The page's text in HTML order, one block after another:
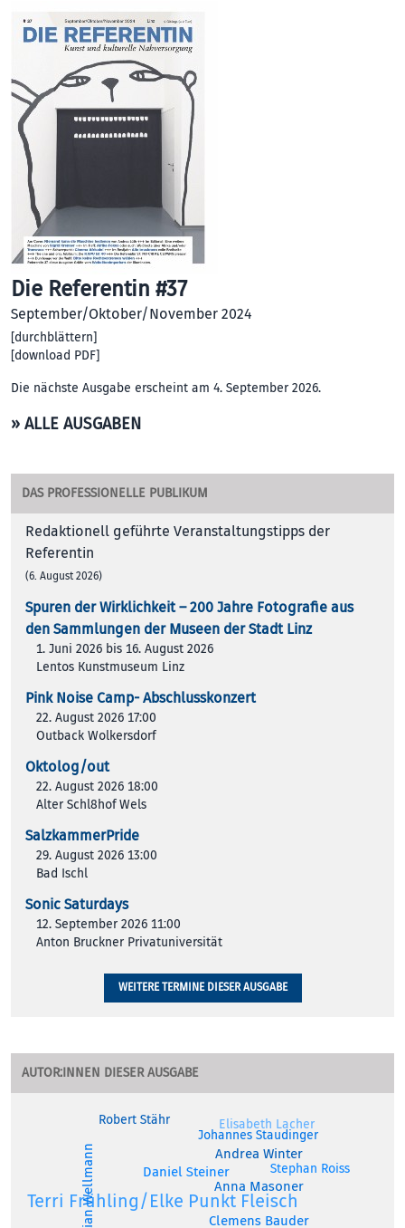
Die Referentin #37
September/Oktober/November 2024
[durchblättern]
[download PDF]
Die nächste Ausgabe erscheint am 4. September 2026.
» ALLE AUSGABEN
DAS PROFESSIONELLE PUBLIKUM
Redaktionell geführte Veranstaltungstipps der
Referentin
(6. August 2026)
Spuren der Wirklichkeit – 200 Jah­re Foto­gra­fie aus
den Samm­lun­gen der Muse­en der Stadt Linz
1. Juni 2026 bis 16. August 2026
Lentos Kunstmuseum Linz
Pink Noise Camp- Abschlusskonzert
22. August 2026 17:00
Outback Wolkersdorf
Oktolog/out
22. August 2026 18:00
Alter Schl8hof Wels
SalzkammerPride
29. August 2026 13:00
Bad Ischl
Sonic Saturdays
12. September 2026 11:00
Anton Bruckner Privatuniversität
WEITERE TERMINE DIESER AUSGABE
AUTOR:INNEN DIESER AUSGABE
Terri Frühling/Elke Punkt Fleisch
Andrea Winter
Anna Masoner
Christian Wellmann Clemens Bauder
Daniel Steiner
Elisabeth Lacher
Johannes Staudinger
Robert Stähr
Stephan Roiss